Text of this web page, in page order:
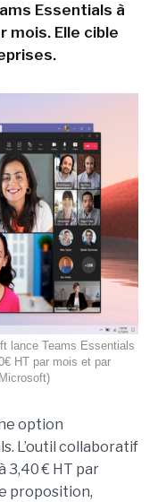
Essentials à
mois. Elle cible
lance Teams Essentials
HT par mois et par
option
L’outil collaboratif
3,40 € HT par
proposition,